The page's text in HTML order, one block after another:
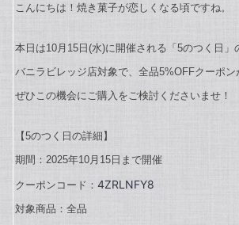
こんにちは！焼き菓子が恋しくなる頃ですね。
本日は10 月15日(水)に開催される「5のつく日」
バニラビレッジ店対象で、全品5%OFFクーポン
ぜひこの機会にご購入をご検討くださいませ！
【5のつく日の詳細】
期間：2025年10月15日まで開催
クーポンコード：4ZRLNFY8
対象商品：全品